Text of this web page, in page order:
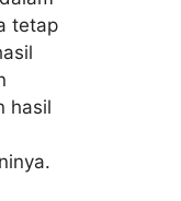
tetap
hasil